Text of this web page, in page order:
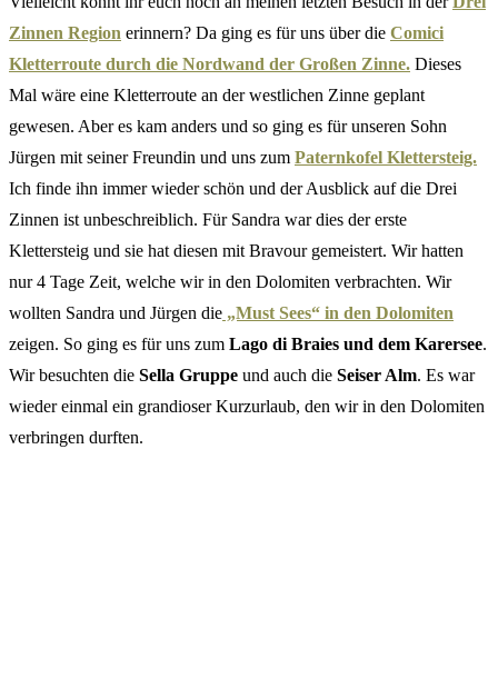
Zinnen Region erinnern? Da ging es für uns über die Comici
Kletterroute durch die Nordwand der Großen Zinne. Dieses
Mal wäre eine Kletterroute an der westlichen Zinne geplant
gewesen. Aber es kam anders und so ging es für unseren Sohn
Jürgen mit seiner Freundin und uns zum Paternkofel Klettersteig.
Ich finde ihn immer wieder schön und der Ausblick auf die Drei
Zinnen ist unbeschreiblich. Für Sandra war dies der erste
Klettersteig und sie hat diesen mit Bravour gemeistert. Wir hatten
nur 4 Tage Zeit, welche wir in den Dolomiten verbrachten. Wir
wollten Sandra und Jürgen die „Must Sees“ in den Dolomiten
zeigen. So ging es für uns zum Lago di Braies und dem Karersee.
Wir besuchten die Sella Gruppe und auch die Seiser Alm. Es war
wieder einmal ein grandioser Kurzurlaub, den wir in den Dolomiten
verbringen durften.